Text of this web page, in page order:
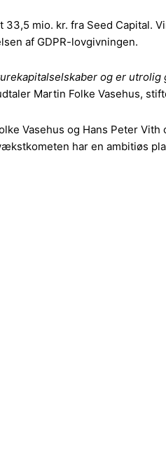
mio. kr. fra Seed Capital.
af GDPR-lovgivningen.
og er
Martin Folke Vasehus,
Vasehus og Hans Peter
har en ambitiøs